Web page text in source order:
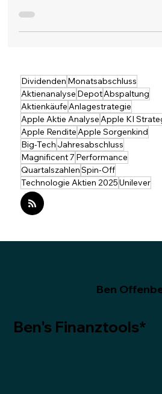
Konkurrenten, wie dem
Procter & Gamble scheinbar
Umsatz. Der Aktienkurs hat
acht Jahren nicht von der
auf dem gleichen Niveau wie
Unileve
Dividenden Monatsabschluss
AktienanalyseDepotAbspaltung
AktienkäufeAnlagestrategie
Apple Aktie AnalyseApple KI
Apple Rendite Apple Sorgenkind
Big-TechJahresabschluss
Magnificent 7Performance
Quartalszahlen
Technologie Aktien 2025